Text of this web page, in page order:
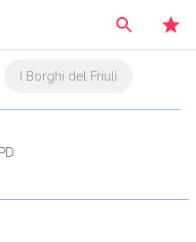
I Borghi del Friuli